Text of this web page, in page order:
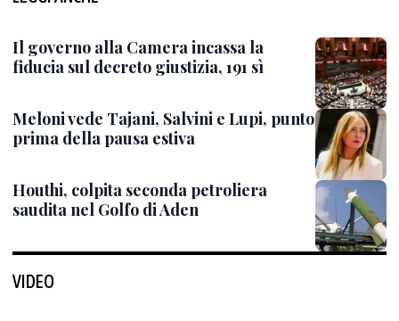
Il governo alla Camera incassa la
fiducia sul decreto giustizia, 191 sì
Meloni vede Tajani, Salvini e Lupi, punto
prima della pausa estiva
Houthi, colpita seconda petroliera
saudita nel Golfo di Aden
VIDEO